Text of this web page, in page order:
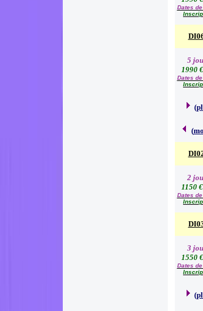
Dates
5
1990
Dates
(
(
2
1150
Dates
3
1550
Dates
(